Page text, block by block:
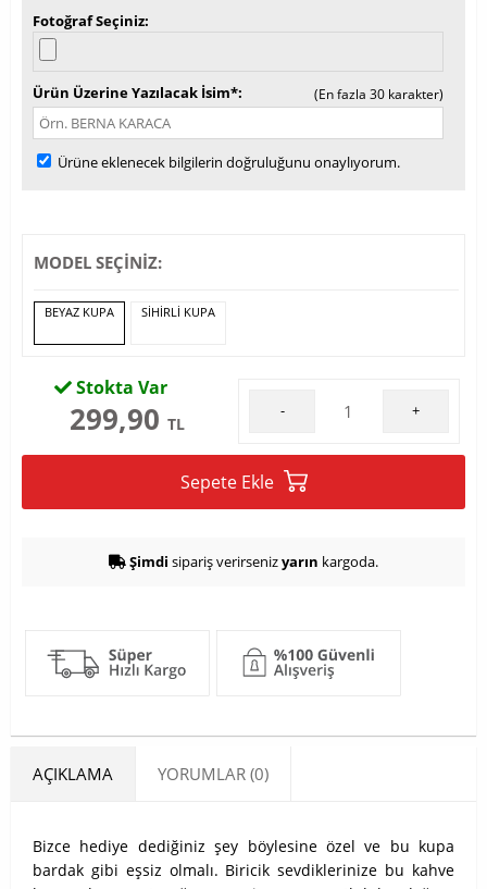
Fotoğraf Seçiniz
Ürün Üzerine Yazılacak İsim* (En fazla 30 karakter)
Ürüne eklenecek bilgilerin doğruluğunu onaylıyorum.
MODEL SEÇİNİZ:
BEYAZ KUPA SİHİRLİ KUPA
Stokta Var
299,90 TL
- +
Sepete Ekle
Şimdi sipariş verirsenizyarın kargoda.
AÇIKLAMA YORUMLAR (0)
Bizce hediye dediğiniz şey böylesine özel ve bu kupa
bardak gibi eşsiz olmalı. Biricik sevdiklerinize bu kahve